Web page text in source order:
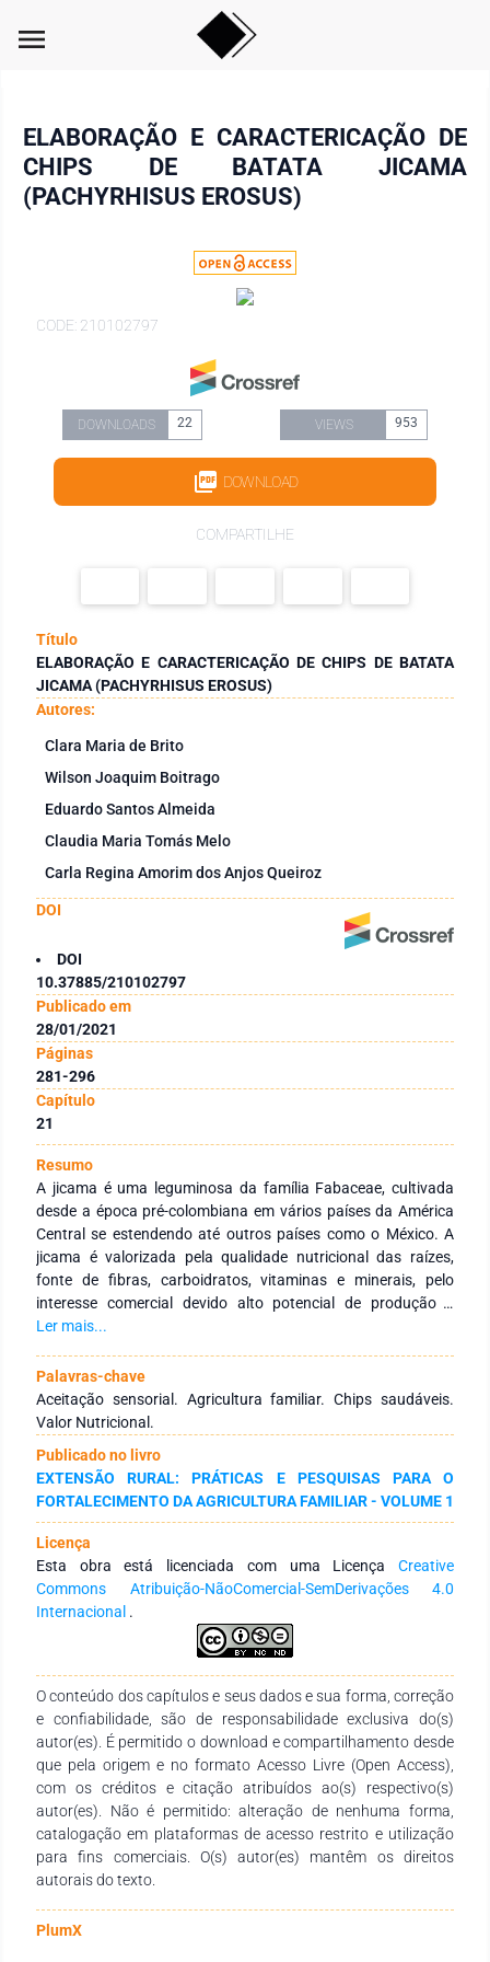
menu
ELABORAÇÃO E CARACTERICAÇÃO DE
CHIPS DE BATATA JICAMA
(PACHYRHISUS EROSUS)
CODE: 210102797
DOWNLOADS 22 VIEWS 953
DOWNLOAD
COMPARTILHE
Título
ELABORAÇÃO E CARACTERICAÇÃO DE CHIPS DE BATATA
JICAMA (PACHYRHISUS EROSUS)
Autores:
Clara Maria de Brito
Wilson Joaquim Boitrago
Eduardo Santos Almeida
Claudia Maria Tomás Melo
Carla Regina Amorim dos Anjos Queiroz
DOI
DOI
10.37885/210102797
Publicado em
28/01/2021
Páginas
281-296
Capítulo
21
Resumo
A jicama é uma leguminosa da família Fabaceae, cultivada
desde a época pré-colombiana em vários países da América
Central se estendendo até outros países como o México. A
jicama é valorizada pela qualidade nutricional das raízes,
fonte de fibras, carboidratos, vitaminas e minerais, pelo
interesse comercial devido alto potencial de produção e
cultivo em larga escala. Devido às condições climáticas
tornando uma importante fonte de nutrientes e renda para
agricultura familiar. No Brasil ela é considerada uma Planta
Alimentícia Não Convencional (PANC) e pode ser consumida
crua. Dada a crescente busca no mercado brasileiro por
alimentos com alto valor nutricional, qualidade sensorial e de
fácil acesso, objetivou-se desenvolver chips de batata jicama
de maneira saudável, por desidratação. Os chips foram
elaborados com batatas frescas cultivadas no campus
Uberlândia do IFTM. O processo consistiu de colheita,
higienização, descascamento, fatiamento e processamento:
branqueamento, e desidratação direta (1), desidratação
osmótica (2) seguida de desidratação em desidratador.
Realizou-se a determinação da composição centesimal
dos chips prontos e da batata in natura. A análise sensorial
foi realizada com uso de escala hedônica de 9 pontos, com
painel de provadores não treinados. Os teores de lipídios,
fibra bruta, cinzas, proteínas e carboidratos foram
influenciados pelos diferentes processamentos aos quais
foram submetidos (p<0,01). Na análise sensorial os chips
obtiveram índice de aceitabilidade acima de 70%, sendo
considerados aceitos pelos provadores e aptos para
consumo.
Ler mais...
Palavras-chave
Aceitação sensorial. Agricultura familiar. Chips saudáveis.
Valor Nutricional.
Publicado no livro
EXTENSÃO RURAL: PRÁTICAS E PESQUISAS PARA O
FORTALECIMENTO DA AGRICULTURA FAMILIAR - VOLUME 1
Licença
Esta obra está licenciada com uma Licença Creative
Commons Atribuição-NãoComercial-SemDerivações 4.0
Internacional .
O conteúdo dos capítulos e seus dados e sua forma, correção
e confiabilidade, são de responsabilidade exclusiva do(s)
autor(es). É permitido o download e compartilhamento desde
que pela origem e no formato Acesso Livre (Open Access),
com os créditos e citação atribuídos ao(s) respectivo(s)
autor(es). Não é permitido: alteração de nenhuma forma,
catalogação em plataformas de acesso restrito e utilização
para fins comerciais. O(s) autor(es) mantêm os direitos
autorais do texto.
PlumX